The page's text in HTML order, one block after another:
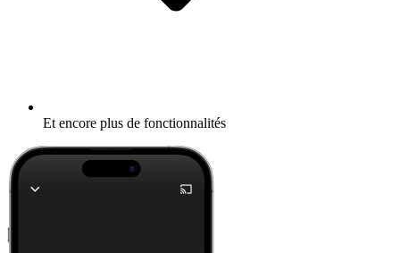
Et encore plus de fonctionnalités